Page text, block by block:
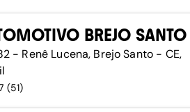
BREJO SANTO
- Renê Lucena, Brejo Santo - CE,
(51)